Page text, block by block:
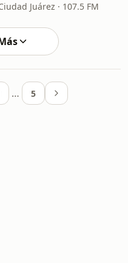
Juárez · 107.5 FM
… 5